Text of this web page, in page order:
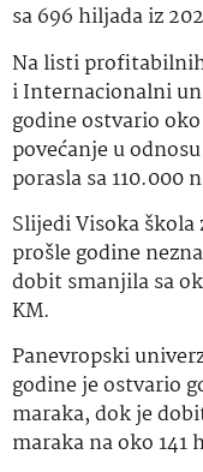
sa 696 hiljada iz
Na listi
i Internacionalni
godine ostvario
povećanje u
porasla sa 110.000
Slijedi Visoka
prošle godine
dobit smanjila sa
KM.
Panevropski
godine je ostvario
maraka, dok je
maraka na oko 141